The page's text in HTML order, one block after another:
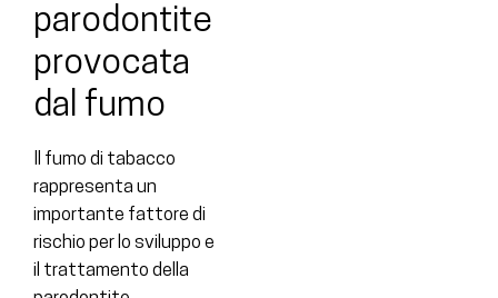
parodontite
provocata
dal fumo
Il fumo di tabacco
rappresenta un
importante fattore di
rischio per lo sviluppo e
il trattamento della